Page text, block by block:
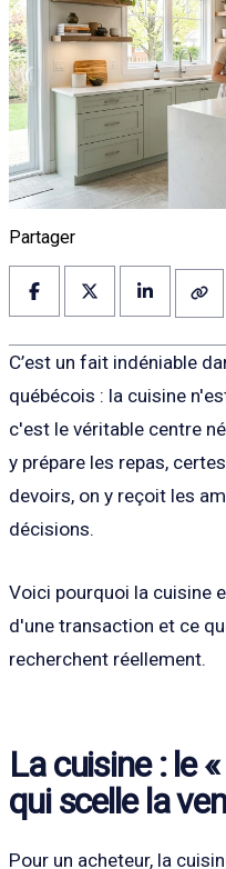
Partager
C’est un fait indéniable
québécois : la cuisine
c'est le véritable centre
y prépare les repas,
devoirs, on y reçoit les
décisions.
Voici pourquoi la cuisine
d'une transaction et ce
recherchent réellement.
La cuisine : le
qui scelle la
Pour un acheteur, la